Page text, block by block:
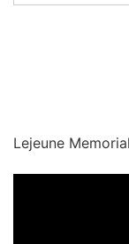
Lejeune